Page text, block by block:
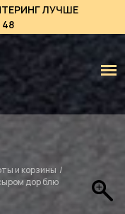
ЛУЧШЕ
48
и корзины /
дор блю